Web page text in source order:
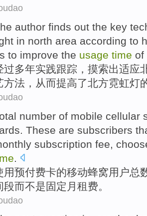
author finds out the key
in north area according to
to improve the usage time of
过多年实践跟踪，摸索出适应
方法 ， 从而提高了北方霓虹灯
number of mobile cellular
These are subscribers
subscription fee,
用预付费卡的移动蜂窝用户总
段而不是固定 月租费 。